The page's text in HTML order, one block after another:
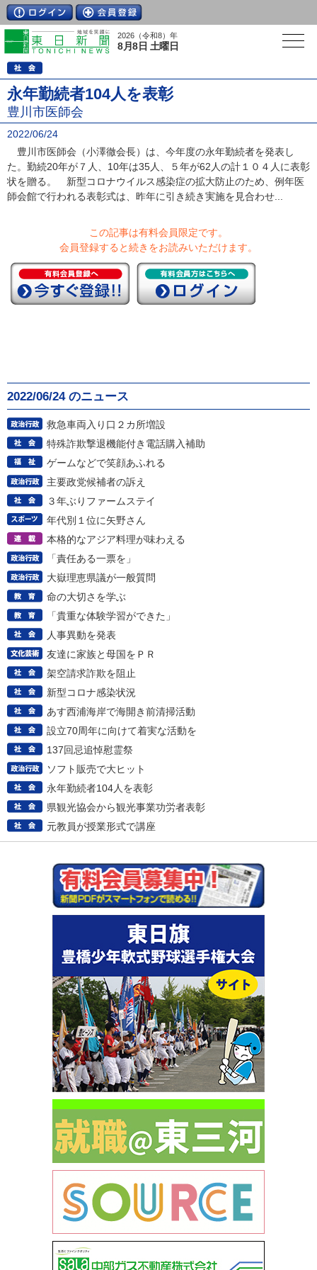
2026（令和8）年
8月8日 土曜日
永年勤続者104人を表彰
豊川市医師会
2022/06/24
豊川市医師会（小澤徹会長）は、今年度の永年勤続者を発表し
た。勤続20年が７人、10年は35人、５年が62人の計１０４人に表彰
状を贈る。 新型コロナウイルス感染症の拡大防止のため、例年医
師会館で行われる表彰式は、昨年に引き続き実施を見合わせ...
この記事は有料会員限定です。
会員登録すると続きをお読みいただけます。
2022/06/24 のニュース
救急車両入り口２カ所増設
特殊詐欺撃退機能付き電話購入補助
ゲームなどで笑顔あふれる
主要政党候補者の訴え
３年ぶりファームステイ
年代別１位に矢野さん
本格的なアジア料理が味わえる
「責任ある一票を」
大嶽理恵県議が一般質問
命の大切さを学ぶ
「貴重な体験学習ができた」
人事異動を発表
友達に家族と母国をＰＲ
架空請求詐欺を阻止
新型コロナ感染状況
あす西浦海岸で海開き前清掃活動
設立70周年に向けて着実な活動を
137回忌追悼慰霊祭
ソフト販売で大ヒット
永年勤続者104人を表彰
県観光協会から観光事業功労者表彰
元教員が授業形式で講座